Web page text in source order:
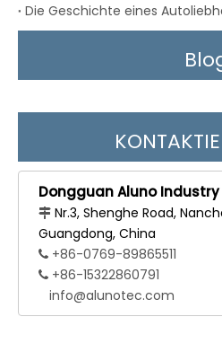
Die Geschichte eines
Dongguan Aluno Industry
 Nr.3, Shenghe Road,
Guangdong, China
 +86-0769-89865511
 +86-15322860791
info@alunotec.com